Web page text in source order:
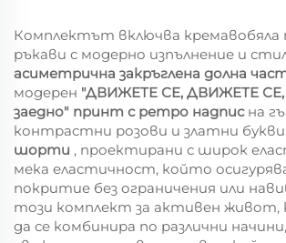
Комплектът включва кремавобяла
ръкави с модерно изпълнение и
асиметрична закръглена долна
модерен "ДВИЖЕТЕ СЕ, ДВИЖЕТЕ
заедно" принт с ретро надпис на
контрастни розови и златни
шорти , проектирани с широк
мека еластичност, който
покритие без ограничения или
този комплект за активен
да се комбинира по различни